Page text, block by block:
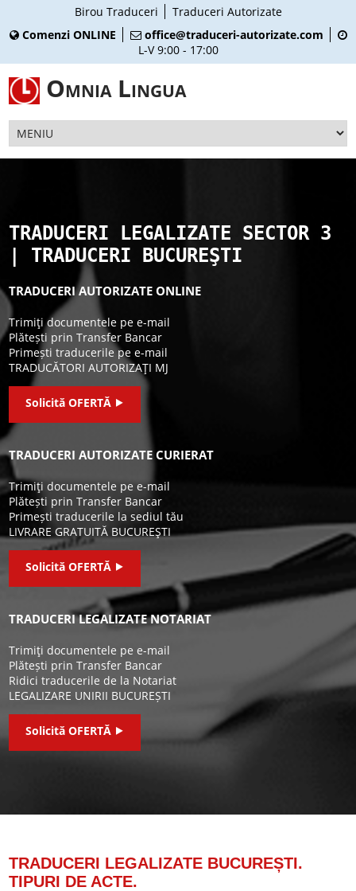
Birou Traduceri
Traduceri Autorizate
Comenzi ONLINE
office@traduceri-autorizate.com
L-V 9:00 - 17:00
Omnia Lingua
TRADUCERI LEGALIZATE SECTOR 3
| TRADUCERI BUCUREŞTI
TRADUCERI AUTORIZATE ONLINE
Trimiţi documentele pe e-mail
Plătești prin Transfer Bancar
Primești traducerile pe e-mail
TRADUCĂTORI AUTORIZAŢI MJ
Solicită OFERTĂ ⯈
TRADUCERI AUTORIZATE CURIERAT
Trimiţi documentele pe e-mail
Plătești prin Transfer Bancar
Primești traducerile la sediul tău
LIVRARE GRATUITĂ BUCUREŞTI
Solicită OFERTĂ ⯈
TRADUCERI LEGALIZATE NOTARIAT
Trimiţi documentele pe e-mail
Plătești prin Transfer Bancar
Ridici traducerile de la Notariat
LEGALIZARE UNIRII BUCUREȘTI
Solicită OFERTĂ ⯈
TRADUCERI LEGALIZATE BUCUREȘTI.
TIPURI DE ACTE.